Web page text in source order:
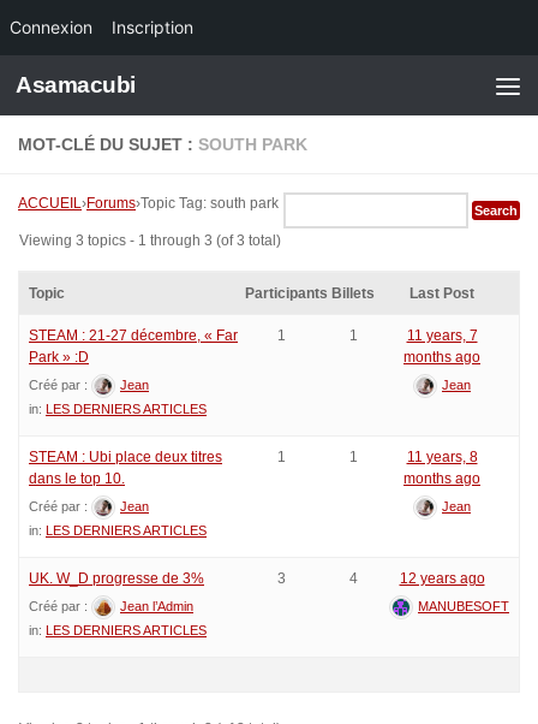
Connexion Inscription
Skip to content
Asamacubi
MOT-CLÉ DU SUJET : SOUTH PARK
ACCUEIL›Forums›Topic Tag: south park
Viewing 3 topics - 1 through 3 (of 3 total)
Topic Participants Billets Last Post
STEAM : 21-27 décembre, « Far
Park » :D
Créé par :
Jean
in: LES DERNIERS ARTICLES
1 1
11 years, 7
months ago
Jean
STEAM : Ubi place deux titres
dans le top 10.
Créé par :
Jean
in: LES DERNIERS ARTICLES
1 1
11 years, 8
months ago
Jean
UK. W_D progresse de 3%
Créé par :
Jean l’Admin
in:
LES DERNIERS ARTICLES
3 4 12 years ago
MANUBESOFT